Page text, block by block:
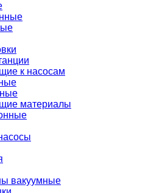
к насосам
материалы
вакуумные